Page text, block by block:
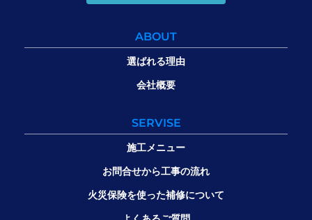
ABOUT
選ばれる理由
会社概要
SERVISE
施工メニュー
お問合せから工事の流れ
火災保険を使った補修について